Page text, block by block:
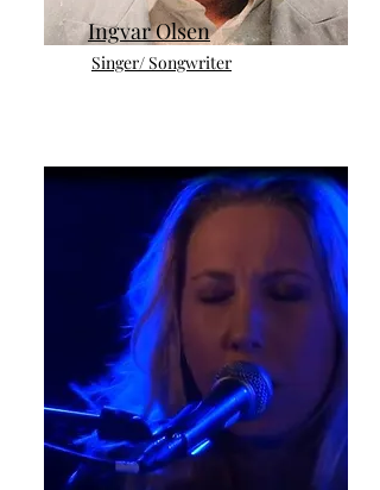
Ingvar Olsen
Singer/ Songwriter